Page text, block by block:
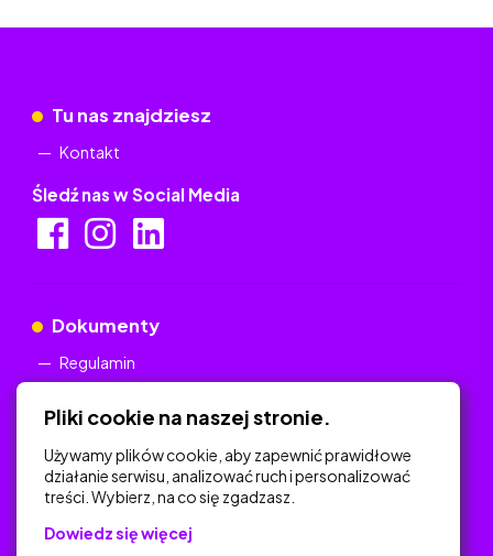
Tu nas znajdziesz
Kontakt
Śledź nas w Social Media
Dokumenty
Regulamin
Na skróty
Polityka Prywatności
Pliki cookie na naszej stronie.
Używamy plików cookie, aby zapewnić prawidłowe
działanie serwisu, analizować ruch i personalizować
treści. Wybierz, na co się zgadzasz.
Dowiedz się więcej